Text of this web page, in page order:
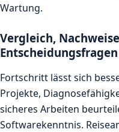
Wartung.
Vergleich,
Entscheidungsfragen
Fortschritt lässt sich
Projekte,
sicheres Arbeiten
Softwarekenntnis.